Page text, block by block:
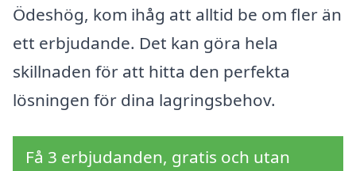
Ödeshög, kom ihåg att alltid be om fler än
ett erbjudande. Det kan göra hela
skillnaden för att hitta den perfekta
lösningen för dina lagringsbehov.
Få 3 erbjudanden, gratis och utan